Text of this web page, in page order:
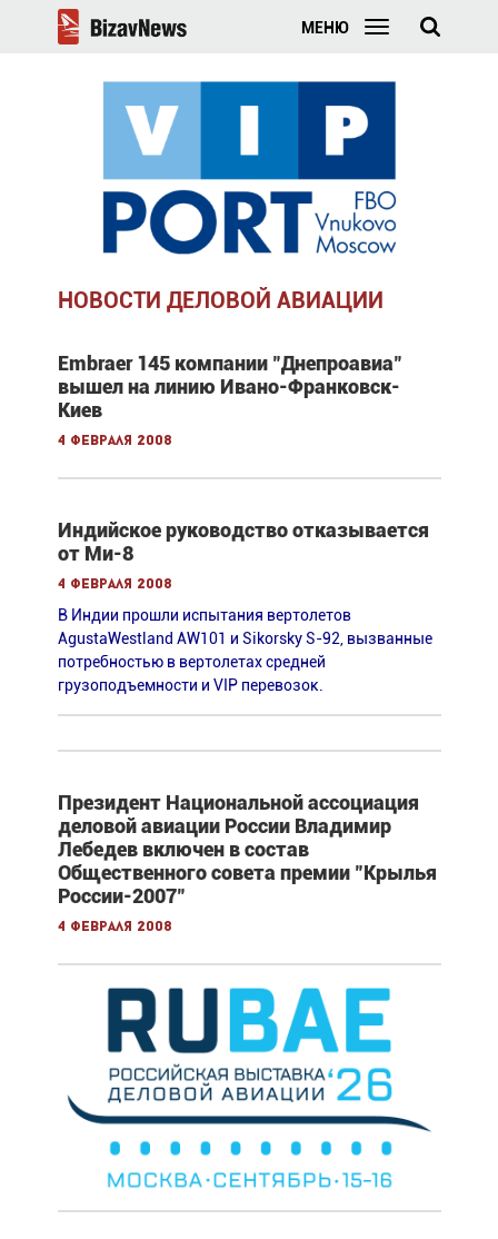
МЕНЮ
НОВОСТИ ДЕЛОВОЙ АВИАЦИИ
Embraer 145 компании "Днепроавиа"
вышел на линию Ивано-Франковск-
Киев
4 февраля 2008
Индийское руководство отказывается
от Ми-8
4 февраля 2008
В Индии прошли испытания вертолетов
AgustaWestland AW101 и Sikorsky S-92, вызванные
потребностью в вертолетах средней
грузоподъемности и VIP перевозок.
Президент Национальной ассоциация
деловой авиации России Владимир
Лебедев включен в состав
Общественного совета премии "Крылья
России-2007"
4 февраля 2008